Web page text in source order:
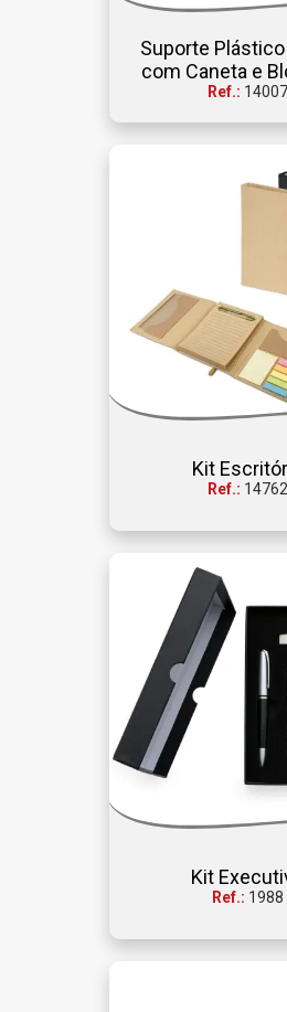
Suporte
com Caneta e
Ref.: 14007
Kit
Ref.: 14762
Kit
Ref.: 1988